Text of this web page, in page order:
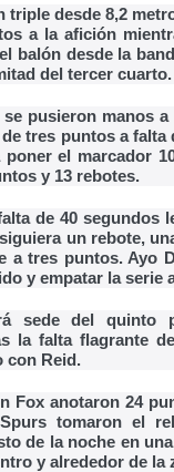
triple desde 8,2
a la afición
balón desde la
del tercer cuarto.
pusieron manos
tres puntos a falta
poner el marcador
y 13 rebotes.
de 40 segundos
un rebote,
a tres puntos. Ayo
y empatar la serie
sede del quinto
la falta flagrante
con Reid.
Fox anotaron 24
tomaron el
de la noche en
y alrededor de la